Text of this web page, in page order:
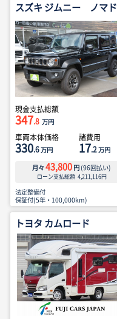
スズキ ジムニー ノマド
現金支払総額
347.8 万円
車両本体価格
330.6万円
諸費用
17.2万円
月々 43,800 円 (96回払い)
ローン支払総額 4,211,116円
法定整備付
保証付(5年・100,000km)
トヨタ カムロード